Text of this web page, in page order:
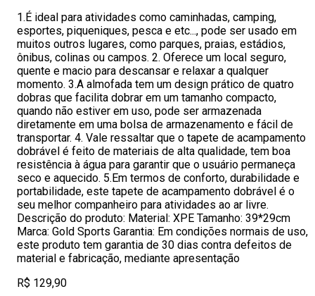
1.É ideal para atividades como caminhadas, camping,
esportes, piqueniques, pesca e etc..., pode ser usado em
muitos outros lugares, como parques, praias, estádios,
ônibus, colinas ou campos. 2. Oferece um local seguro,
quente e macio para descansar e relaxar a qualquer
momento. 3.A almofada tem um design prático de quatro
dobras que facilita dobrar em um tamanho compacto,
quando não estiver em uso, pode ser armazenada
diretamente em uma bolsa de armazenamento e fácil de
transportar. 4. Vale ressaltar que o tapete de acampamento
dobrável é feito de materiais de alta qualidade, tem boa
resistência à água para garantir que o usuário permaneça
seco e aquecido. 5.Em termos de conforto, durabilidade e
portabilidade, este tapete de acampamento dobrável é o
seu melhor companheiro para atividades ao ar livre.
Descrição do produto: Material: XPE Tamanho: 39*29cm
Marca: Gold Sports Garantia: Em condições normais de uso,
este produto tem garantia de 30 dias contra defeitos de
material e fabricação, mediante apresentação
R$ 129,90